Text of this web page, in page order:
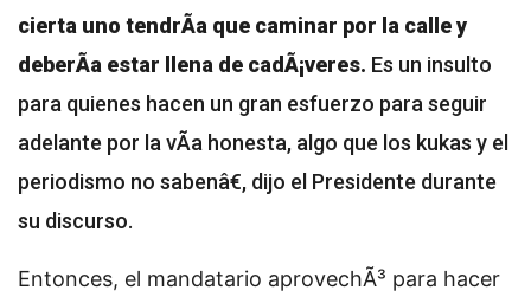
cierta uno tendrÃ­a que caminar por la calle y
deberÃ­a estar llena de cadÃ¡veres. Es un insulto
para quienes hacen un gran esfuerzo para seguir
adelante por la vÃ­a honesta, algo que los kukas y el
periodismo no sabenâ€, dijo el Presidente durante
su discurso.
Entonces, el mandatario aprovechÃ³ para hacer